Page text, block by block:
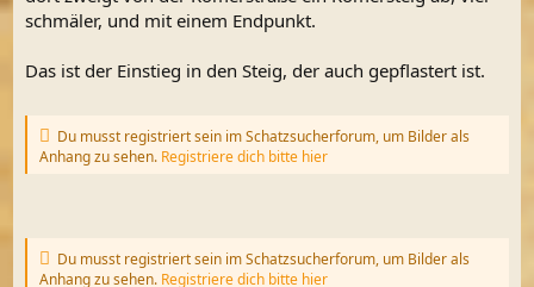
schmäler, und mit einem Endpunkt.
Das ist der Einstieg in den Steig, der auch gepflastert ist.
Du musst registriert sein im Schatzsucherforum, um Bilder als
Anhang zu sehen. Registriere dich bitte hier
Du musst registriert sein im Schatzsucherforum, um Bilder als
Anhang zu sehen. Registriere dich bitte hier